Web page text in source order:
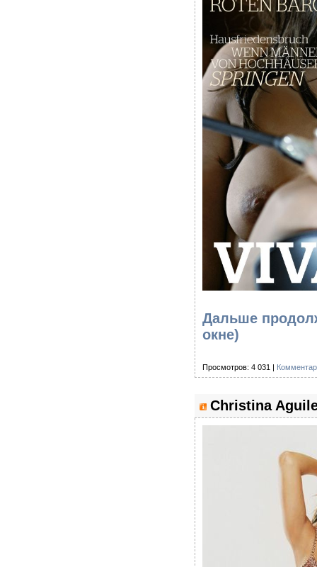
Дальше
окне)
Просмотров: 4 031 |
Christina